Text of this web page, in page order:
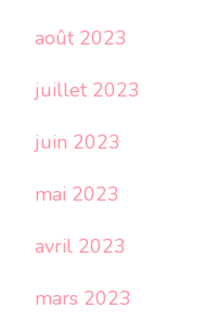
août 2023
juillet 2023
juin 2023
mai 2023
avril 2023
mars 2023